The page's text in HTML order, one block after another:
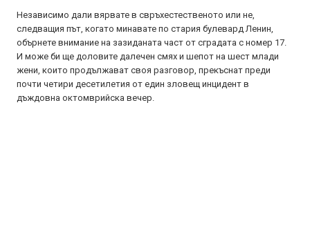
Независимо дали вярвате в свръхестественото или не,
следващия път, когато минавате по стария булевард Ленин,
обърнете внимание на зазиданата част от сградата с номер 17.
И може би ще доловите далечен смях и шепот на шест млади
жени, които продължават своя разговор, прекъснат преди
почти четири десетилетия от един зловещ инцидент в
дъждовна октомврийска вечер.